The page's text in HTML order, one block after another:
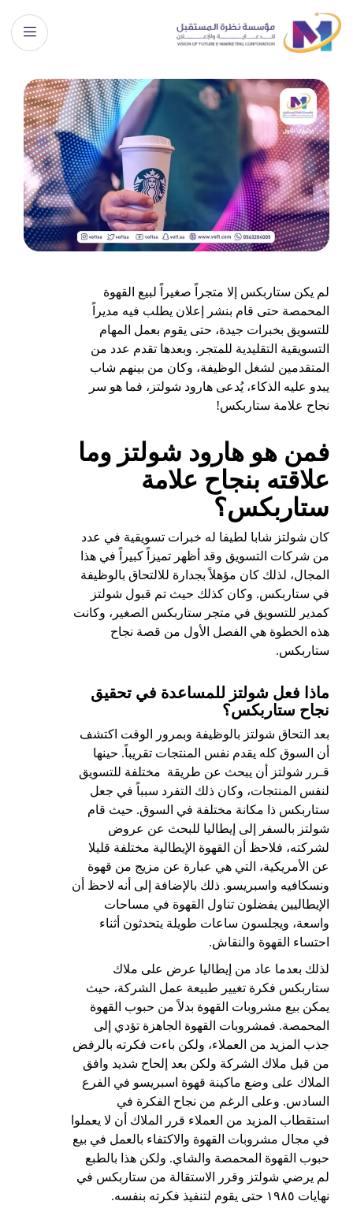
لم يكن ستاربكس إلا متجراً صغيراً لبيع القهوة
المحمصة حتى قام بنشر إعلان يطلب فيه مديراً
للتسويق بخبرات جيدة، حتى يقوم بعمل المهام
التسويقية التقليدية للمتجر. وبعدها تقدم عدد من
المتقدمين لشغل الوظيفة، وكان من بينهم شاب
يبدو عليه الذكاء، يُدعى هارود شولتز، فما هو سر
نجاح علامة ستاربكس!
فمن هو هارود شولتز وما
علاقته بنجاح علامة
ستاربكس؟
كان شولتز شابا لطيفا له خبرات تسويقية في عدد
من شركات التسويق وقد أظهر تميزاً كبيراً في هذا
المجال، لذلك كان مؤهلاً بجدارة للالتحاق بالوظيفة
في ستاربكس. وكان كذلك حيث تم قبول شولتز
كمدير للتسويق في متجر ستاربكس الصغير، وكانت
هذه الخطوة هي الفصل الأول من قصة نجاح
ستاربكس.
ماذا فعل شولتز للمساعدة في تحقيق
نجاح ستاربكس؟
بعد التحاق شولتز بالوظيفة وبمرور الوقت اكتشف
أن السوق كله يقدم نفس المنتجات تقريباً. حينها
قـرر شولتز أن يبحث عن طريقة مختلفة للتسويق
لنفس المنتجات، وكان ذلك التفرد سبباً في جعل
ستاربكس ذا مكانة مختلفة في السوق. حيث قام
شولتز بالسفر إلى إيطاليا للبحث عن عروض
لشركته، فلاحظ أن القهوة الإيطالية مختلفة قليلا
عن الأمريكية، التي هي عبارة عن مزيج من قهوة
ونسكافيه واسبريسو. ذلك بالإضافة إلى أنه لاحظ أن
الإيطاليين يفضلون تناول القهوة في مساحات
واسعة، ويجلسون ساعات طويلة يتحدثون أثناء
احتساء القهوة والنقاش.
لذلك بعدما عاد من إيطاليا عرض على ملاك
ستاربكس فكرة تغيير طبيعة عمل الشركة، حيث
يمكن بيع مشروبات القهوة بدلاً من حبوب القهوة
المحمصة. فمشروبات القهوة الجاهزة تؤدي إلى
جذب المزيد من العملاء، ولكن باءت فكرته بالرفض
من قبل ملاك الشركة ولكن بعد إلحاح شديد وافق
الملاك على وضع ماكينة قهوة اسبريسو في الفرع
السادس. وعلى الرغم من نجاح الفكرة في
استقطاب المزيد من العملاء قرر الملاك أن لا يعملوا
في مجال مشروبات القهوة والاكتفاء بالعمل في بيع
حبوب القهوة المحمصة والشاي. ولكن هذا بالطبع
لم يرضي شولتز وقرر الاستقالة من ستاربكس في
نهايات ١٩٨٥ حتى يقوم لتنفيذ فكرته بنفسه.